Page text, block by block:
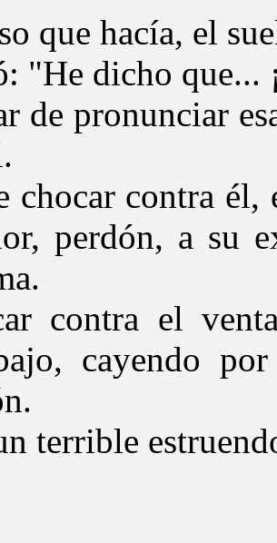
que hacía, el
"He dicho que...
de pronunciar
chocar contra
perdón, a su
contra el
cayendo
terrible